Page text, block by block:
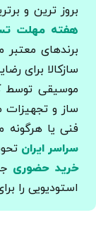
بروز ترین و
هفته مهلت
برندهای
سازکالا برای
موسیقی توسط
ساز و تجهیزات
فنی یا
سراسر ایران
خرید حضوری
استودیویی را